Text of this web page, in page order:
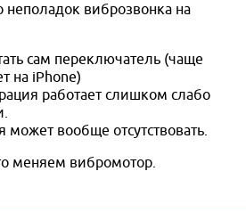
виброзвонка на
сам переключатель (чаще
на iPhone)
работает слишком слабо
может вообще отсутствовать.
меняем вибромотор.